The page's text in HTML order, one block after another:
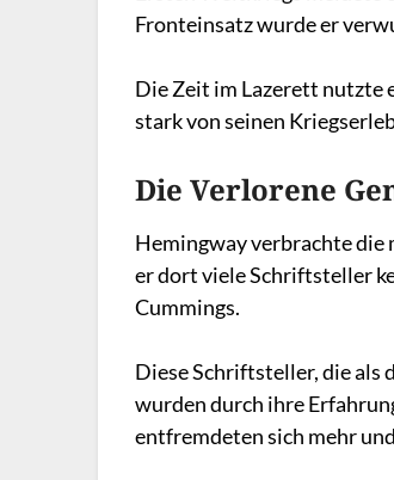
Fronteinsatz wurde er
Die Zeit im Lazerett nutzte
stark von seinen
Die Verlorene
Hemingway verbrachte die
er dort viele Schriftsteller
Cummings.
Diese Schriftsteller, die als
wurden durch ihre
entfremdeten sich mehr